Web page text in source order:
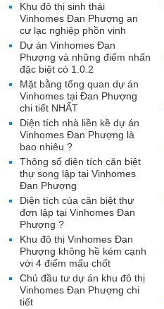
Khu đô thị sinh thái
Vinhomes Đan Phượng an
cư lạc nghiệp phồn vinh
Dự án Vinhomes Đan
Phượng và những điểm nhấn
đặc biệt có 1.0.2
Mặt bằng tổng quan dự án
Vinhomes tại Đan Phượng
chi tiết NHẤT
Diện tích nhà liền kề dự án
Vinhomes Đan Phượng là
bao nhiêu ?
Thông số diện tích căn biệt
thự song lập tại Vinhomes
Đan Phượng
Diện tích của căn biệt thự
đơn lập tại Vinhomes Đan
Phượng ?
Khu đô thị Vinhomes Đan
Phượng không hề kém cạnh
với 4 điểm mấu chốt
Chủ đầu tư dự án khu đô thị
Vinhomes Đan Phượng chi
tiết